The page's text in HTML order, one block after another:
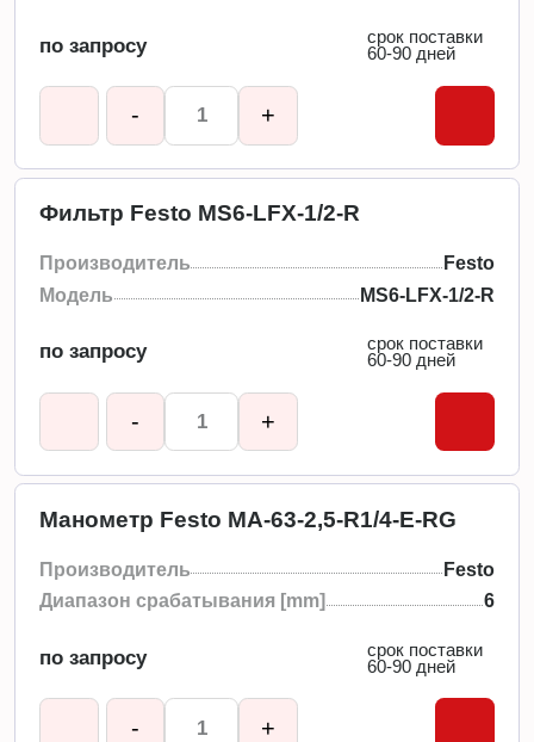
по запросу
срок поставки
60-90 дней
- +
Фильтр Festo MS6-LFX-1/2-R
Производитель
Festo
Модель
MS6-LFX-1/2-R
по запросу
срок поставки
60-90 дней
- +
Манометр Festo MA-63-2,5-R1/4-E-RG
Производитель
Festo
Диапазон срабатывания [mm]
6
по запросу
срок поставки
60-90 дней
- +